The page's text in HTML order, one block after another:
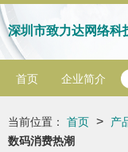
深圳市致力达网络科
首页 企业简介
当前位置： 首页 > 产
数码消费热潮